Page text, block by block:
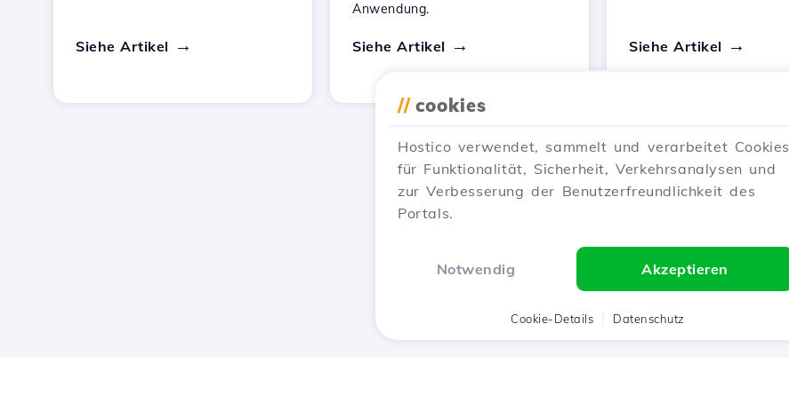
Siehe Artikel
Anwendung.
Siehe Artikel Siehe Artikel
1 2 Next →
// cookies
Hostico verwendet, sammelt und verarbeitet Cookies
für Funktionalität, Sicherheit, Verkehrsanalysen und
zur Verbesserung der Benutzerfreundlichkeit des
Portals.
Notwendig Akzeptieren
Cookie-Details Datenschutz